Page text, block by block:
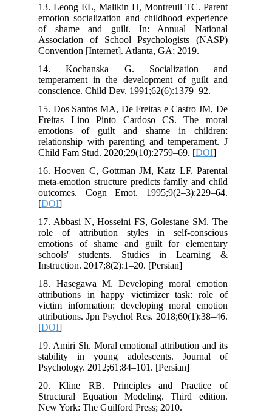
13. Leong EL, Malikin H, Montreuil TC. Parent
emotion socialization and childhood experience
of shame and guilt. In: Annual National
Association of School Psychologists (NASP)
Convention [Internet]. Atlanta, GA; 2019.
14. Kochanska G. Socialization and
temperament in the development of guilt and
conscience. Child Dev. 1991;62(6):1379–92.
15. Dos Santos MA, De Freitas e Castro JM, De
Freitas Lino Pinto Cardoso CS. The moral
emotions of guilt and shame in children:
relationship with parenting and temperament. J
Child Fam Stud. 2020;29(10):2759–69. [DOI
16. Hooven C, Gottman JM, Katz LF. Parental
meta-emotion structure predicts family and child
outcomes. Cogn Emot. 1995;9(2–3):229–64.
[DOI
17. Abbasi N, Hosseini FS, Golestane SM. The
role of attribution styles in self-conscious
emotions of shame and guilt for elementary
schools' students. Studies in Learning &
Instruction. 2017;8(2):1–20. [Persian]
18. Hasegawa M. Developing moral emotion
attributions in happy victimizer task: role of
victim information: developing moral emotion
attributions. Jpn Psychol Res. 2018;60(1):38–46.
[DOI
19. Amiri Sh. Moral emotional attribution and its
stability in young adolescents. Journal of
Psychology. 2012;61:84–101. [Persian]
20. Kline RB. Principles and Practice of
Structural Equation Modeling. Third edition.
New York: The Guilford Press; 2010.